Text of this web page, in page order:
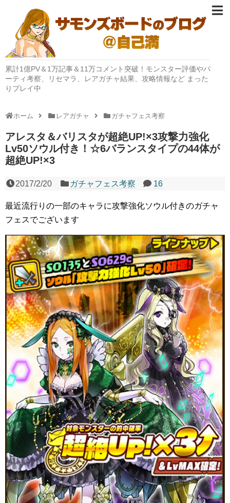
累計1億PV＆1万記事＆11万コメント突破！モンスター評価やパ
ーティ考察、リセマラ、レアガチャ結果、攻略情報など まった
りプレイ中
ホーム レアガチャ ガチャフェス考察
アレスタ＆バリスタが超絶UP!×3攻撃力強化
Lv50ソウル付き！☆6バランスタイプの44体が
超絶UP!×3
2017/2/20 ガチャフェス考察 16
最近流行りの一部のキャラに攻撃強化ソウル付きのガチャ
フェスでございます